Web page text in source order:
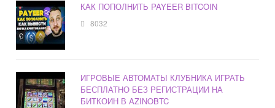
КАК ПОПОЛНИТЬ PAYEER BITCOIN
8032
ИГРОВЫЕ АВТОМАТЫ КЛУБНИКА ИГРАТЬ
БЕСПЛАТНО БЕЗ РЕГИСТРАЦИИ НА
БИТКОИН В AZINOBTC